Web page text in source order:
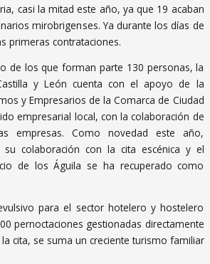
casi la mitad este año, ya que 19 acaban
mirobrigenses. Ya durante los días de
primeras contrataciones.
de los que forman parte 130 personas, la
y León cuenta con el apoyo de la
y Empresarios de la Comarca de Ciudad
empresarial local, con la colaboración de
empresas. Como novedad este año,
colaboración con la cita escénica y el
de los Águila se ha recuperado como
para el sector hotelero y hostelero
pernoctaciones gestionadas directamente
cita, se suma un creciente turismo familiar